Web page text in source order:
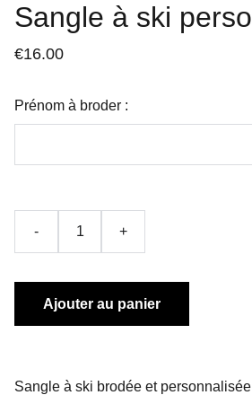
Sangle à ski
€16.00
Prénom à broder :
- +
Ajouter au panier
Sangle à ski brodée et